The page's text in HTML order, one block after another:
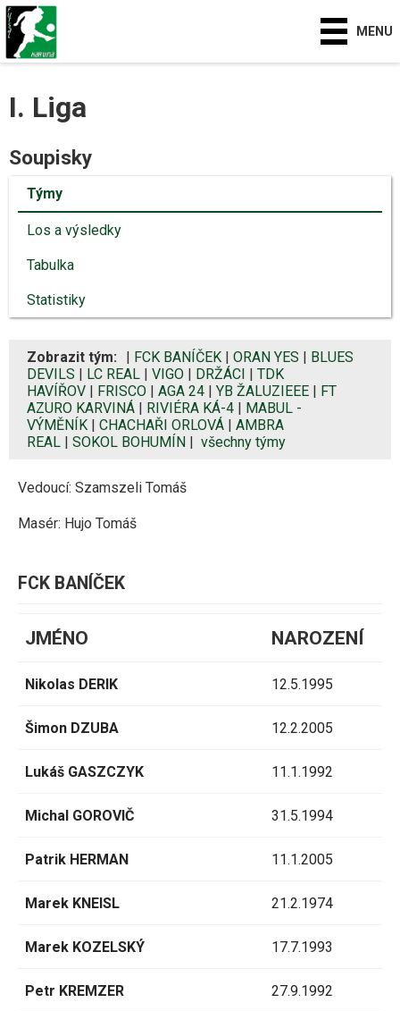
MENU
I. Liga
Soupisky
Týmy
Los a výsledky
Tabulka
Statistiky
Zobrazit tým: FCK BANÍČEK ORAN YES
BLUES
DEVILS
LC REAL VIGO DRŽÁCI
TDK
HAVÍŘOV
FRISCO AGA 24 YB ŽALUZIEEE
FT
AZURO KARVINÁ
RIVIÉRA KÁ-4
MABUL -
VÝMĚNÍK
CHACHAŘI ORLOVÁ
AMBRA
REAL
SOKOL BOHUMÍN všechny týmy
Vedoucí: Szamszeli Tomáš
Masér: Hujo Tomáš
FCK BANÍČEK
JMÉNO NAROZENÍ
Nikolas DERIK 12.5.1995
Šimon DZUBA 12.2.2005
Lukáš GASZCZYK 11.1.1992
Michal GOROVIČ 31.5.1994
Patrik HERMAN 11.1.2005
Marek KNEISL 21.2.1974
Marek KOZELSKÝ 17.7.1993
Petr KREMZER 27.9.1992